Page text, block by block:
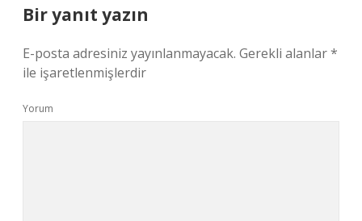
Bir yanıt yazın
E-posta adresiniz yayınlanmayacak. Gerekli alanlar*
ile işaretlenmişlerdir
Yorum